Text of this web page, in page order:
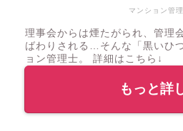
マンション管
理事会からは煙たがられ、管理
ばわりされる…そんな「黒いひ
ョン管理士。 詳細はこちら↓
もっと詳